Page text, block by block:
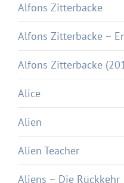
Alfons Zitterbacke
Alfons Zitterbacke –
Alfons Zitterbacke
Alice
Alien
Alien Teacher
Aliens – Die Rückkehr